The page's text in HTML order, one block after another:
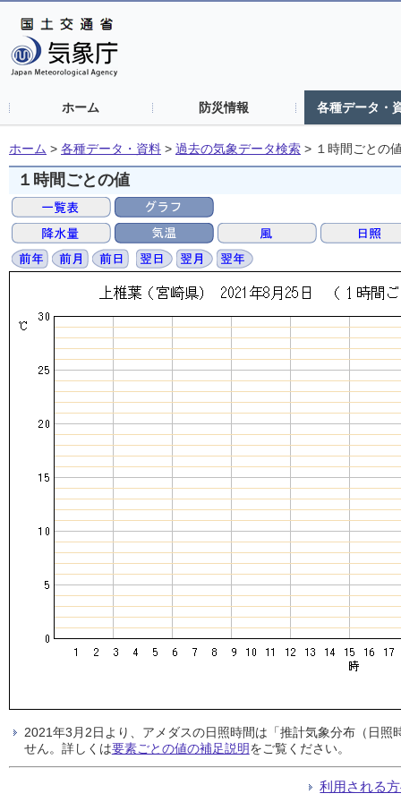
ホーム 防災情報 各種データ・
ホーム > 各種データ・資料 > 過去の気象データ検索 > １時間ごとの
１時間ごとの値
2021年3月2日より、アメダスの日照時間は「推計気象分布（日
せん。詳しくは要素ごとの値の補足説明をご覧ください。
利用される